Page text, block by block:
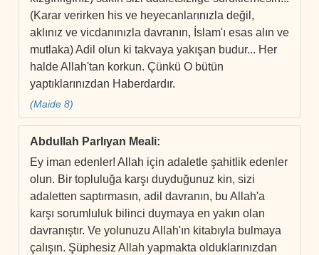
(Karar verirken his ve heyecanlarınızla değil,
aklınız ve vicdanınızla davranın, İslam'ı esas alın ve
mutlaka) Adil olun ki takvaya yakışan budur... Her
halde Allah'tan korkun. Çünkü O bütün
yaptıklarınızdan Haberdardır.
(Maide 8)
Abdullah Parlıyan Meali:
Ey iman edenler! Allah için adaletle şahitlik edenler
olun. Bir topluluğa karşı duyduğunuz kin, sizi
adaletten saptırmasın, adil davranın, bu Allah'a
karşı sorumluluk bilinci duymaya en yakın olan
davranıştır. Ve yolunuzu Allah'ın kitabıyla bulmaya
çalışın. Şüphesiz Allah yapmakta olduklarınızdan